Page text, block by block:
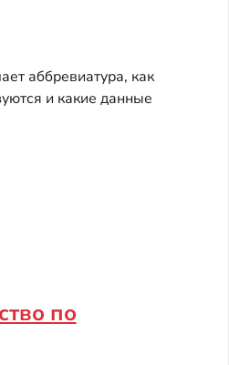
аббревиатура, как
и какие данные
по